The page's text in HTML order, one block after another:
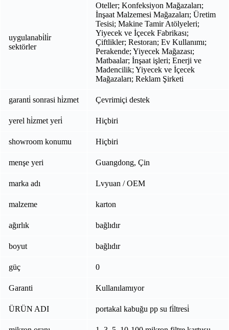
uygulanabi̇li̇r
sektörler
Oteller; Konfeksiyon Mağazaları;
İnşaat Malzemesi Mağazaları; Üretim
Tesisi; Makine Tamir Atölyeleri;
Yiyecek ve İçecek Fabrikası;
Çiftlikler; Restoran; Ev Kullanımı;
Perakende; Yiyecek Mağazası;
Matbaalar; İnşaat işleri; Enerji ve
Madencilik; Yiyecek ve İçecek
Mağazaları; Reklam Şirketi
garanti̇ sonrasi hi̇zmet Çevrimiçi destek
yerel hi̇zmet yeri̇ Hiçbiri
showroom konumu Hiçbiri
menşe yeri Guangdong, Çin
marka adı Lvyuan / OEM
malzeme karton
ağırlık bağlıdır
boyut bağlıdır
güç 0
Garanti Kullanılamıyor
ÜRÜN ADI portakal kabuğu pp su fi̇ltresi̇